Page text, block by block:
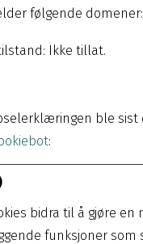
følgende
Ikke tillat.
ble sist
:
bidra til å gjøre
funksjoner som